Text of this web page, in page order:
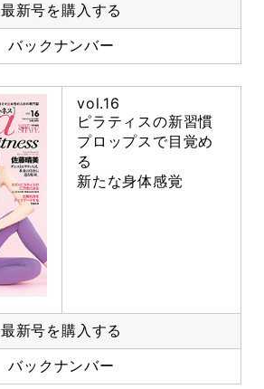
最新号を購入する
バックナンバー
vol.16
ピラティスの新習慣
プロップスで目覚め
る
新たな身体感覚
最新号を購入する
バックナンバー